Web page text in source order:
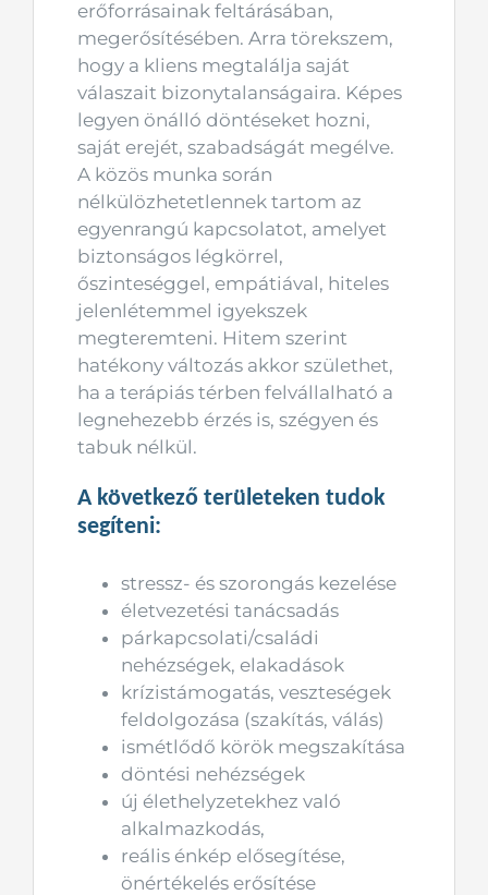
erőforrásainak feltárásában,
megerősítésében. Arra törekszem,
hogy a kliens megtalálja saját
válaszait bizonytalanságaira. Képes
legyen önálló döntéseket hozni,
saját erejét, szabadságát megélve.
A közös munka során
nélkülözhetetlennek tartom az
egyenrangú kapcsolatot, amelyet
biztonságos légkörrel,
őszinteséggel, empátiával, hiteles
jelenlétemmel igyekszek
megteremteni. Hitem szerint
hatékony változás akkor születhet,
ha a terápiás térben felvállalható a
legnehezebb érzés is, szégyen és
tabuk nélkül.
A következő területeken tudok
segíteni:
stressz- és szorongás kezelése
életvezetési tanácsadás
párkapcsolati/családi
nehézségek, elakadások
krízistámogatás, veszteségek
feldolgozása (szakítás, válás)
ismétlődő körök megszakítása
döntési nehézségek
új élethelyzetekhez való
alkalmazkodás,
reális énkép elősegítése,
önértékelés erősítése